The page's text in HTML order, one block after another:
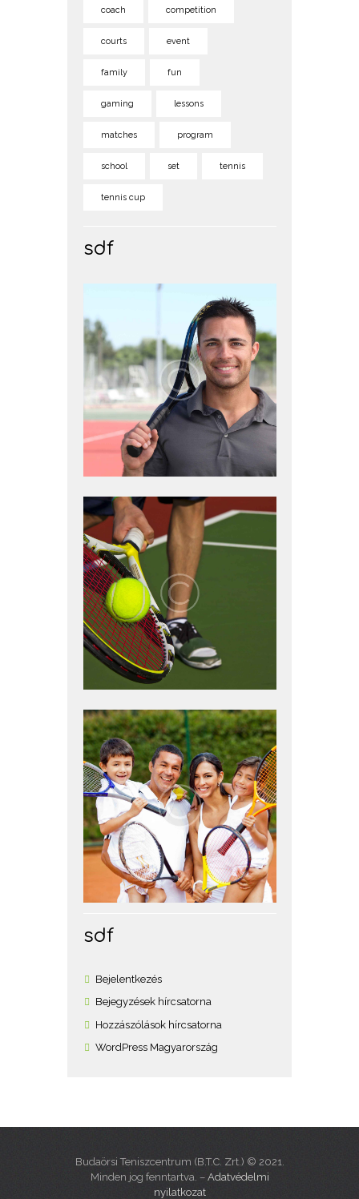
coach competition
courts event
family fun
gaming lessons
matches program
school set tennis
tennis cup
sdf
sdf
Bejelentkezés
Bejegyzések hírcsatorna
Hozzászólások hírcsatorna
WordPress Magyarország
Budaörsi Teniszcentrum (B.T.C. Zrt.) © 2021.
Minden jog fenntartva. – Adatvédelmi
nyilatkozat